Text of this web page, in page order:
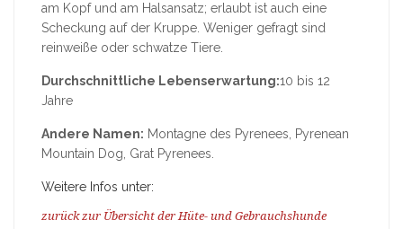
am Kopf und am Halsansatz; erlaubt ist auch eine
Scheckung auf der Kruppe. Weniger gefragt sind
reinweiße oder schwatze Tiere.
Durchschnittliche Lebenserwartung:10 bis 12
Jahre
Andere Namen: Montagne des Pyrenees, Pyrenean
Mountain Dog, Grat Pyrenees.
Weitere Infos unter:
zurück zur Übersicht der Hüte- und Gebrauchshunde